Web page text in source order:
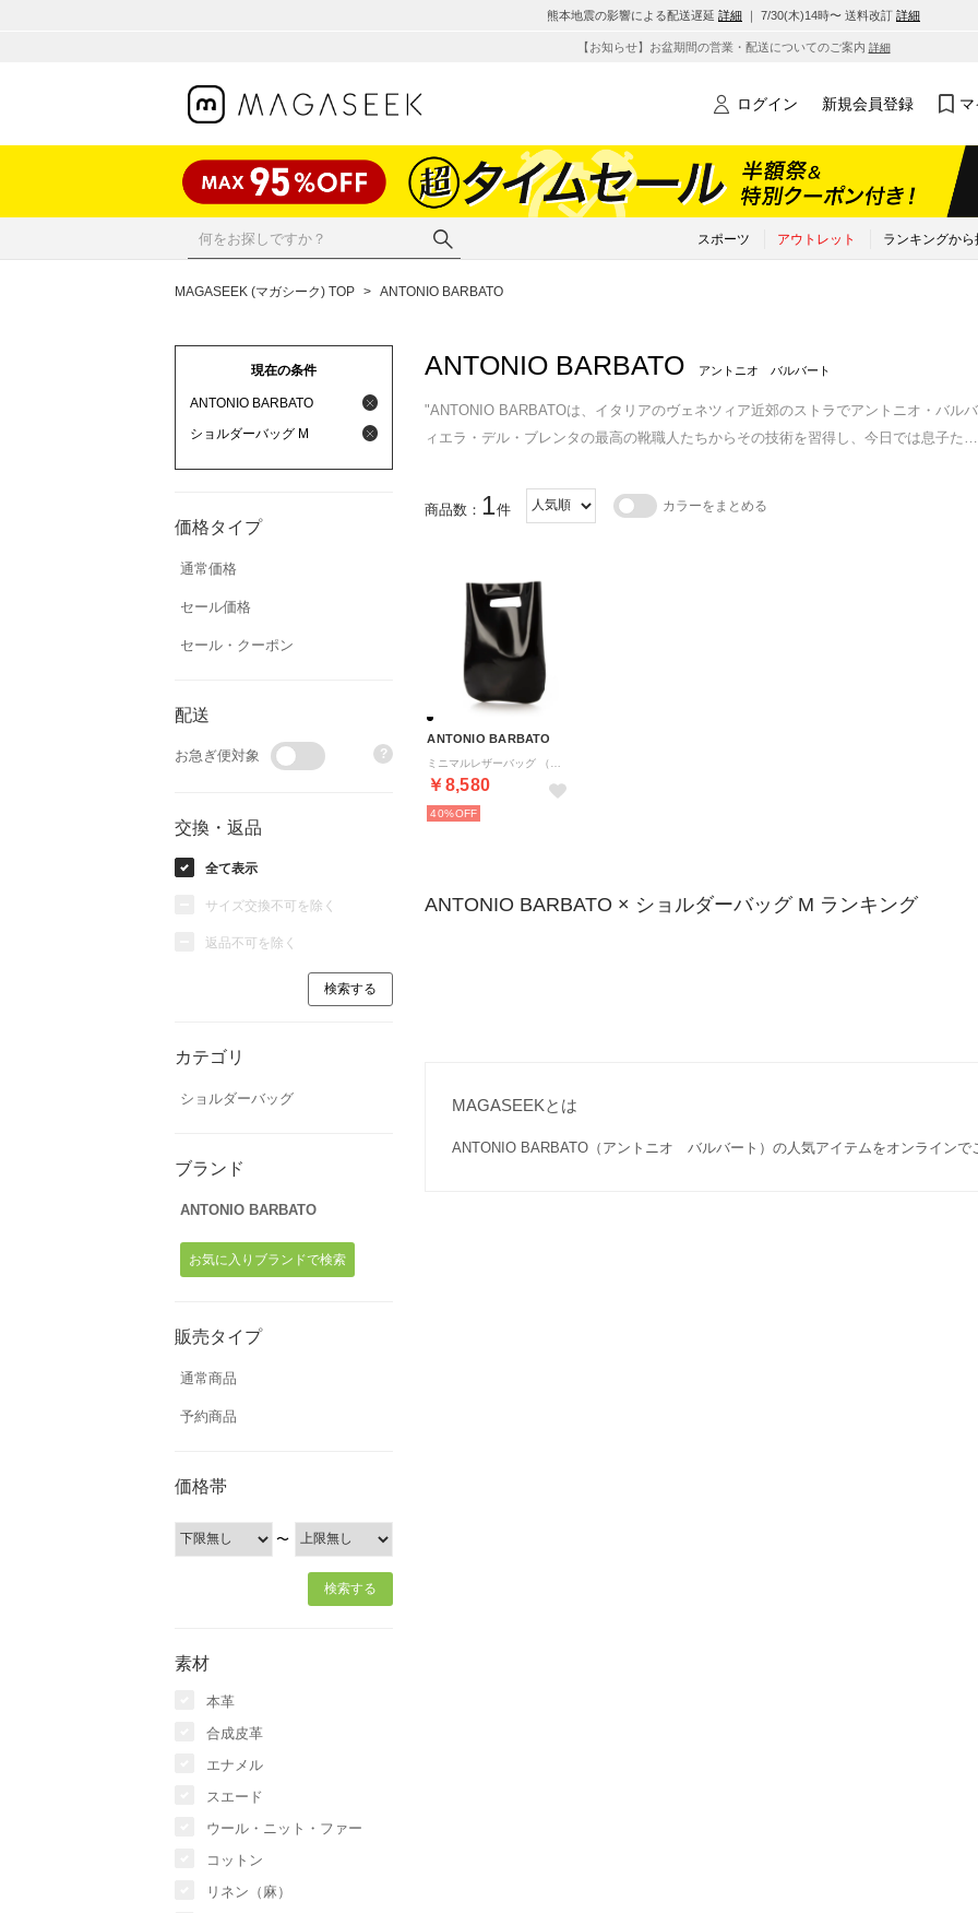
熊本地震の影響による配送遅延 詳細 ｜ 7/30(木)14時〜 送料改訂 詳細
【お知らせ】お盆期間の営業・配送についてのご案内 詳細
ログイン 新規会員登録
スポーツ アウトレット ランキングから
MAGASEEK (マガシーク) TOP > ANTONIO BARBATO
現在の条件
ANTONIO BARBATO
ショルダーバッグ M
価格タイプ
通常価格
セール価格
セール・クーポン
配送
お急ぎ便対象 ?
交換・返品
全て表示
サイズ交換不可を除く
返品不可を除く
カテゴリ
ショルダーバッグ
ブランド
ANTONIO BARBATO
お気に入りブランドで検索
販売タイプ
通常商品
予約商品
価格帯
〜
素材
本革
合成皮革
エナメル
スエード
ウール・ニット・ファー
コットン
リネン（麻）
ANTONIO BARBATO アントニオ バルバート
"ANTONIO BARBATOは、イタリアのヴェネツィア近郊のストラでアントニオ・バル
ィエラ・デル・ブレンタの最高の靴職人たちからその技術を習得し、今日では息子た
商品数： 1件 カラーをまとめる
ANTONIO BARBATO
￥8,580
40%
ANTONIO BARBATO × ショルダーバッグ M ランキング
MAGASEEKとは
ANTONIO BARBATO（アントニオ バルバート）の人気アイテムをオンラインで